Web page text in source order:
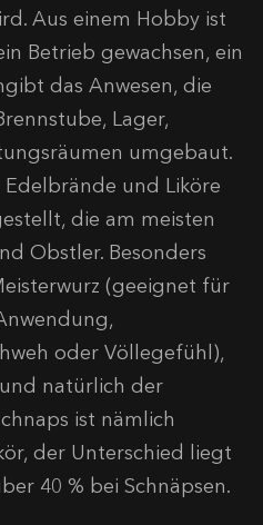
Aus einem Hobby ist
Betrieb gewachsen, ein
das Anwesen, die
Lager,
umgebaut.
und Liköre
die am meisten
Obstler. Besonders
(geeignet für
oder Völlegefühl),
natürlich der
ist nämlich
der Unterschied liegt
40 % bei Schnäpsen.